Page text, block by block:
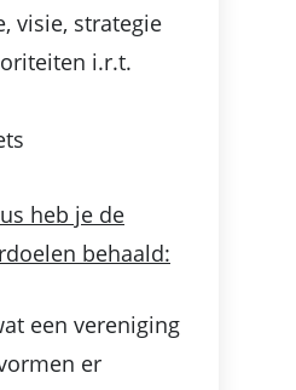
visie, strategie
i.r.t.
heb je de
behaald:
een vereniging
er